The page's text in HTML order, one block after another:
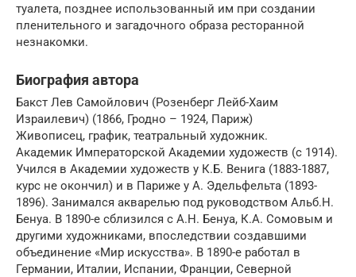
туалета, позднее использованный им при создании
пленительного и загадочного образа ресторанной
незнакомки.
Биография автора
Бакст Лев Самойлович (Розенберг Лейб-Хаим
Израилевич) (1866, Гродно – 1924, Париж)
Живописец, график, театральный художник.
Академик Императорской Академии художеств (с 1914).
Учился в Академии художеств у К.Б. Венига (1883-1887,
курс не окончил) и в Париже у А. Эдельфельта (1893-
1896). Занимался акварелью под руководством Альб.Н.
Бенуа. В 1890-е сблизился с А.Н. Бенуа, К.А. Сомовым и
другими художниками, впоследствии создавшими
объединение «Мир искусства». В 1890-е работал в
Германии, Италии, Испании, Франции, Северной